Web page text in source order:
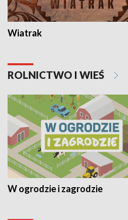
Wiatrak
ROLNICTWO I WIEŚ
W ogrodzie i zagrodzie